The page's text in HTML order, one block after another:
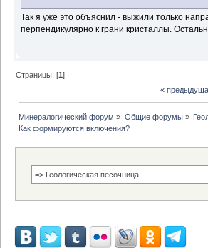
Так я уже это объяснил - выжили только
перпендикулярно к грани кристаллы.
Страницы: [1]
«
Минералогический форум » Общие форумы»
Как формируются включения?